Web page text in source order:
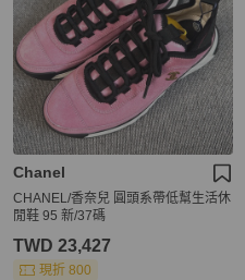
Chanel
CHANEL/香奈兒 圓頭系帶低幫生活休
閒鞋 95 新/37碼
TWD 23,427
現折 800